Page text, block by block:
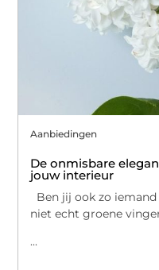
Aanbiedingen
De onmisbare
jouw interieur
Ben jij ook zo
niet echt groene
...